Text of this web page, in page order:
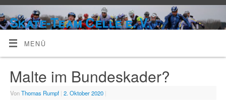
Skate-Team Celle e. V.
MENÜ
Malte im Bundeskader?
VonThomas Rumpf | 2. Oktober 2020 |